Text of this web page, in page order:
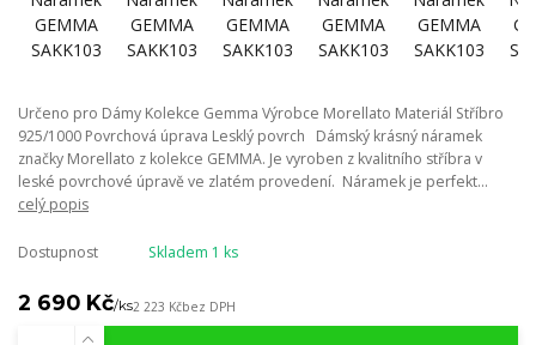
Určeno pro Dámy Kolekce Gemma Výrobce Morellato Materiál Stříbro
925/1000 Povrchová úprava Lesklý povrch Dámský krásný náramek
značky Morellato z kolekce GEMMA. Je vyroben z kvalitního stříbra v
leské povrchové úpravě ve zlatém provedení. Náramek je perfekt...
celý popis
Dostupnost Skladem 1 ks
2 690 Kč/ks2 223 Kčbez DPH